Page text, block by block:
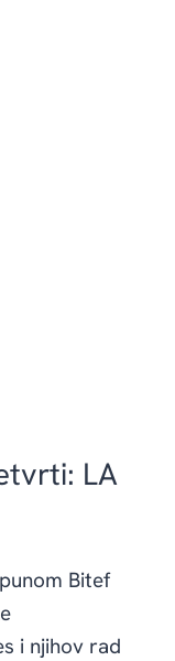
LA
Bitef
i njihov rad